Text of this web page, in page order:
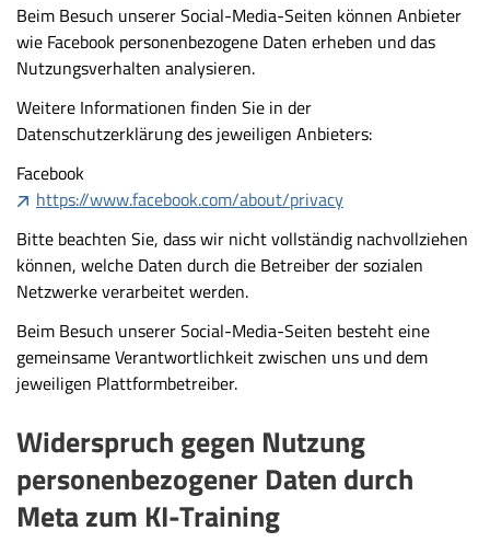
Beim Besuch unserer Social-Media-Seiten können Anbieter
wie Facebook personenbezogene Daten erheben und das
Nutzungsverhalten analysieren.
Weitere Informationen finden Sie in der
Datenschutzerklärung des jeweiligen Anbieters:
Facebook
https://www.facebook.com/about/privacy
Bitte beachten Sie, dass wir nicht vollständig nachvollziehen
können, welche Daten durch die Betreiber der sozialen
Netzwerke verarbeitet werden.
Beim Besuch unserer Social-Media-Seiten besteht eine
gemeinsame Verantwortlichkeit zwischen uns und dem
jeweiligen Plattformbetreiber.
Widerspruch gegen Nutzung
personenbezogener Daten durch
Meta zum KI-Training